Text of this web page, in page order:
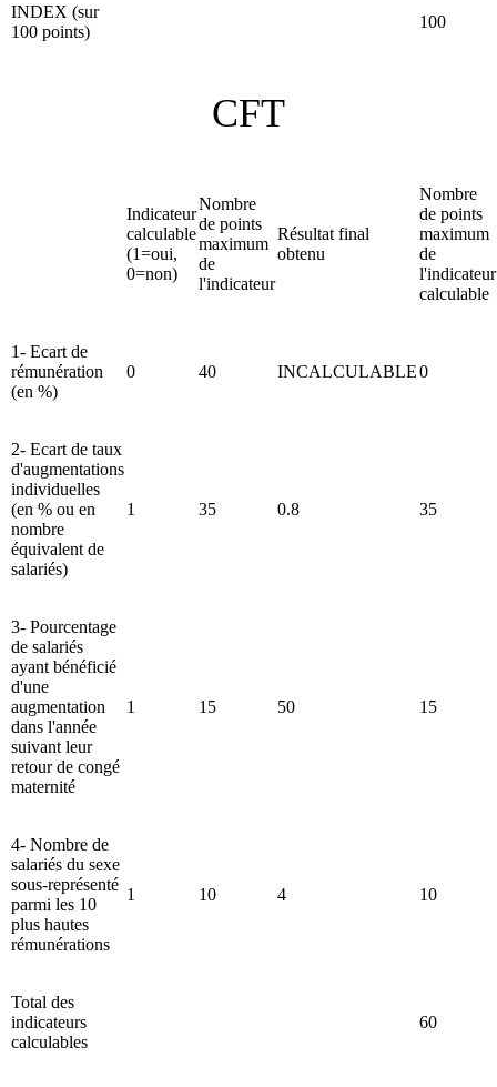
INDEX (sur
100 points)
100
CFT
Indicateur
calculable
(1=oui,
0=non)
Nombre
de points
maximum
de
l'indicateur
Résultat final
obtenu
Nombre
de points
maximum
de
l'indicateur
calculable
1- Ecart de
rémunération
(en %)
0 40 INCALCULABLE0
2- Ecart de taux
d'augmentations
individuelles
(en % ou en
nombre
équivalent de
salariés)
1 35 0.8 35
3- Pourcentage
de salariés
ayant bénéficié
d'une
augmentation
dans l'année
suivant leur
retour de congé
maternité
1 15 50 15
4- Nombre de
salariés du sexe
sous-représenté
parmi les 10
plus hautes
rémunérations
1 10 4 10
Total des
indicateurs
calculables
60